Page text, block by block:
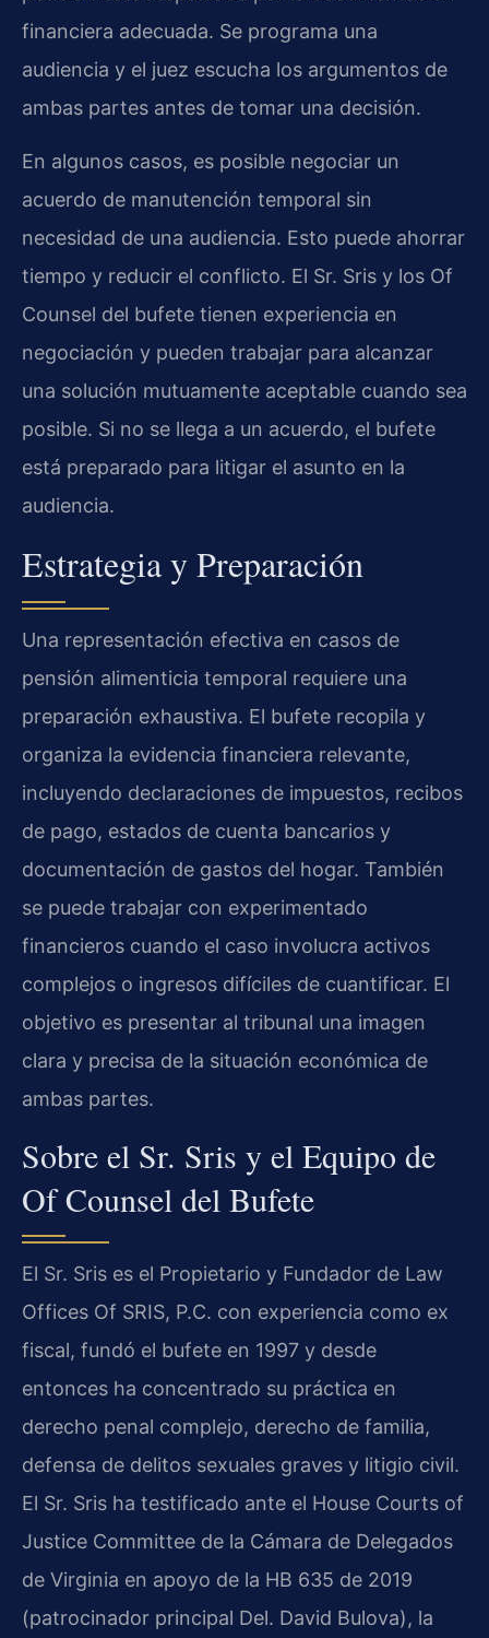
financiera adecuada. Se programa una
audiencia y el juez escucha los argumentos de
ambas partes antes de tomar una decisión.
En algunos casos, es posible negociar un
acuerdo de manutención temporal sin
necesidad de una audiencia. Esto puede ahorrar
tiempo y reducir el conflicto. El Sr. Sris y los Of
Counsel del bufete tienen experiencia en
negociación y pueden trabajar para alcanzar
una solución mutuamente aceptable cuando sea
posible. Si no se llega a un acuerdo, el bufete
está preparado para litigar el asunto en la
audiencia.
Estrategia y Preparación
Una representación efectiva en casos de
pensión alimenticia temporal requiere una
preparación exhaustiva. El bufete recopila y
organiza la evidencia financiera relevante,
incluyendo declaraciones de impuestos, recibos
de pago, estados de cuenta bancarios y
documentación de gastos del hogar. También
se puede trabajar con experimentado
financieros cuando el caso involucra activos
complejos o ingresos difíciles de cuantificar. El
objetivo es presentar al tribunal una imagen
clara y precisa de la situación económica de
ambas partes.
Sobre el Sr. Sris y el Equipo de
Of Counsel del Bufete
El Sr. Sris es el Propietario y Fundador de Law
Offices Of SRIS, P.C. con experiencia como ex
fiscal, fundó el bufete en 1997 y desde
entonces ha concentrado su práctica en
derecho penal complejo, derecho de familia,
defensa de delitos sexuales graves y litigio civil.
El Sr. Sris ha testificado ante el House Courts of
Justice Committee de la Cámara de Delegados
de Virginia en apoyo de la HB 635 de 2019
(patrocinador principal Del. David Bulova), la